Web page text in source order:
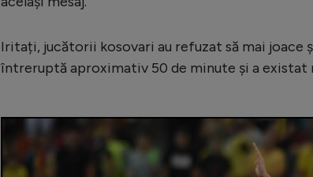
Iritați, jucătorii kosovari au refuzat să mai joace
întreruptă aproximativ 50 de minute și a existat